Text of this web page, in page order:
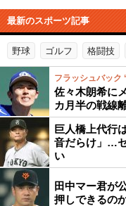
最新のスポーツ記事
野球 ゴルフ 格闘技
フラッシュバック
佐々木朗希に
カ月半の戦線
巨人橋上代行
音だらけ」…
い
田中マー君が
押しできるの